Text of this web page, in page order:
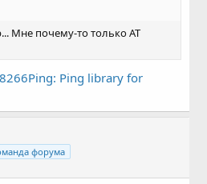
Мне почему-то только АТ
Ping library for
форума